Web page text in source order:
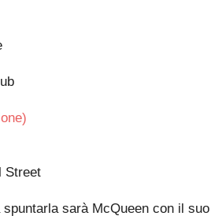
Street
spuntarla sarà McQueen con il suo